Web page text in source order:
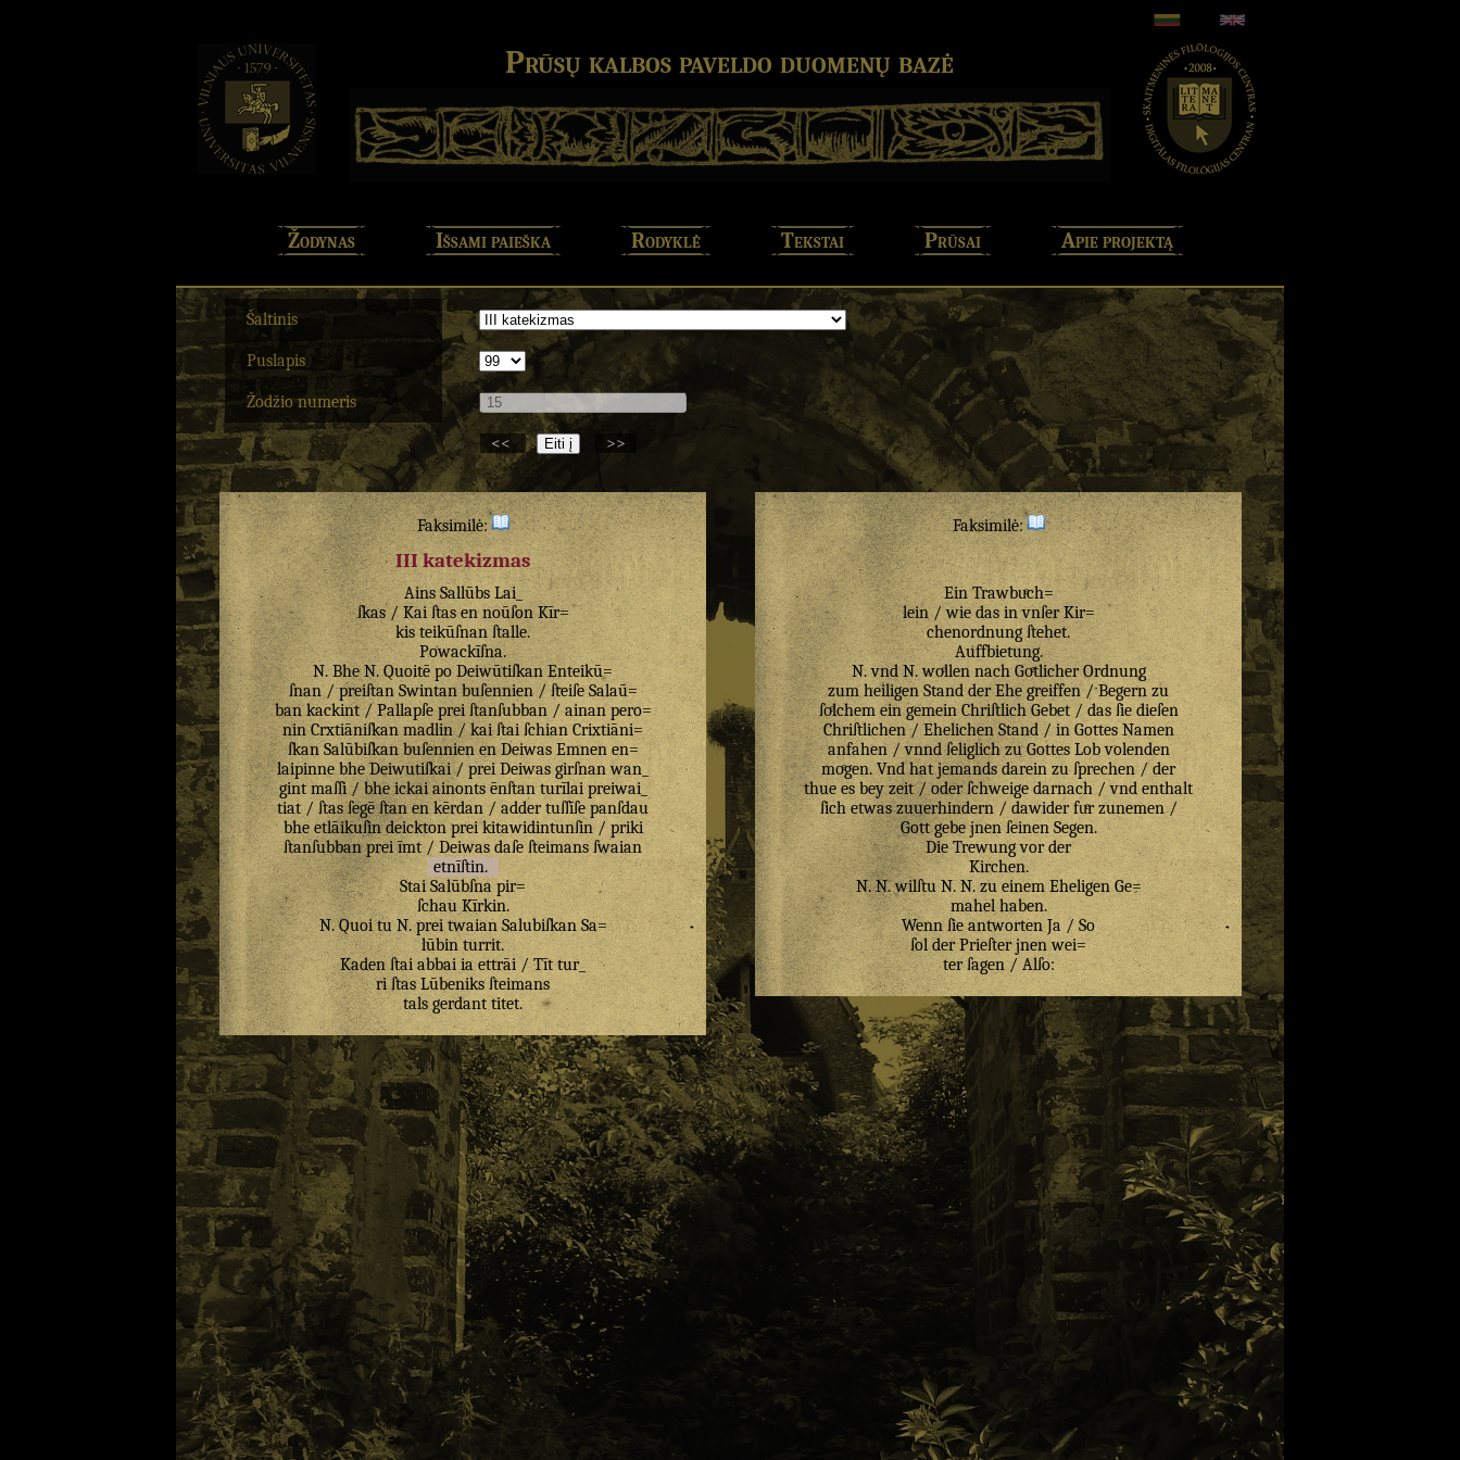
Prūsų kalbos paveldo duomenų bazė
Žodynas Išsami paieška Rodyklė Tekstai Prūsai Apie projektą
Šaltinis
Puslapis
Žodžio numeris
<< >>
Faksimilė:
III katekizmas
Ains Sallūbs Lai_
ſkas/Kai ſtas en noūſon Kīr=
kis teikūſnan ſtalle.
Powackīſna.
N.Bhe N.Quoitē po Deiwūtiſkan Enteikū=
ſnan/preiſtan Swintan buſennien/ſteiſe Salaū=
ban kackint/Pallapſe prei ſtanſubban/ainan pero=
nin Crxtiāniſkan madlin/kai ſtai ſchian Crixtiāni=
ſkan Salūbiſkan buſennien en Deiwas Emnen en=
laipinne bhe Deiwutiſkai/prei Deiwas girſnan wan_
gint maſſi/bhe ickai ainonts ēnſtan turīlai preiwai_
tiat/ſtas ſegē ſtan en kērdan/adder tuſſīſe panſdau
bhe etlāikuſin deickton prei kitawidintunſin/priki
ſtanſubban prei īmt/Deiwas daſe ſteimans ſwaian
etnīſtin.
Stai Salūbſna pir=
ſchau Kīrkin.
N.Quoi tu N.prei twaian Salubiſkan Sa=
lūbin turrit.
Kaden ſtai abbai ia ettrāi /Tīt tur_
ri ſtas Lūbeniks ſteimans
tals gerdant titet.
Faksimilė:
Ein Trawbuͤch=
lein / wie das in vnſer Kir=
chenordnung ſtehet.
Auffbietung.
N. vnd N. woͤllen nach Goͤtlicher Ordnung
zum heiligen Stand der Ehe greiffen / Begern zu
ſoͤlchem ein gemein Chriſtlich Gebet / das ſie dieſen
Chriſtlichen / Ehelichen Stand / in Gottes Namen
anfahen / vnnd ſeliglich zu Gottes Lob volenden
moͤgen. Vnd hat jemands darein zu ſprechen / der
thue es bey zeit / oder ſchweige darnach / vnd enthalt
ſich etwas zuuerhindern / dawider fuͤr zunemen /
Gott gebe jnen ſeinen Segen.
Die Trewung vor der
Kirchen.
N. N. wilſtu N. N. zu einem Eheligen Ge=
mahel haben.
Wenn ſie antworten Ja / So
ſol der Prieſter jnen wei=
ter ſagen / Alſo: